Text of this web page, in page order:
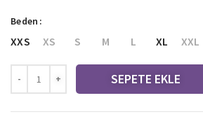
Beden
XXS XS S M L XL XXL
SEPETE EKLE